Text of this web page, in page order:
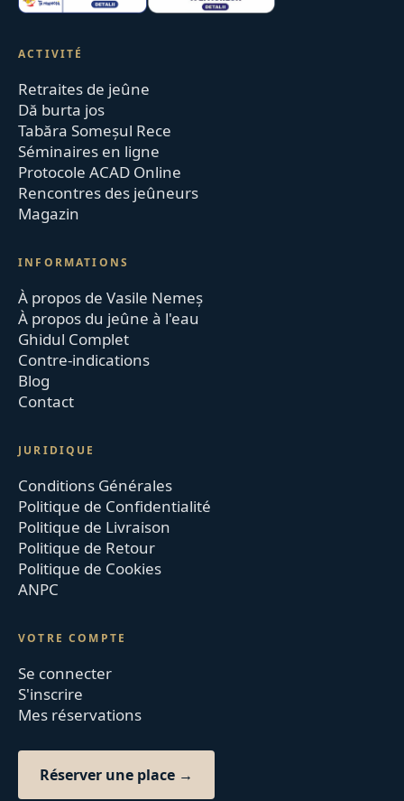
ACTIVITÉ
Retraites de jeûne
Dă burta jos
Tabăra Someșul Rece
Séminaires en ligne
Protocole ACAD Online
Rencontres des jeûneurs
Magazin
INFORMATIONS
À propos de Vasile Nemeș
À propos du jeûne à l'eau
Ghidul Complet
Contre-indications
Blog
Contact
JURIDIQUE
Conditions Générales
Politique de Confidentialité
Politique de Livraison
Politique de Retour
Politique de Cookies
ANPC
VOTRE COMPTE
Se connecter
S'inscrire
Mes réservations
Réserver une place →